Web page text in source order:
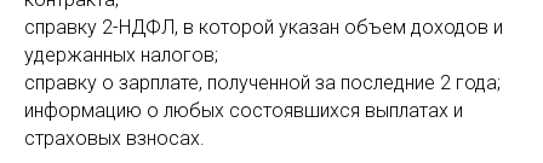
справку 2-НДФЛ, в которой указан объем доходов и
удержанных налогов;
справку о зарплате, полученной за последние 2 года;
информацию о любых состоявшихся выплатах и
страховых взносах.